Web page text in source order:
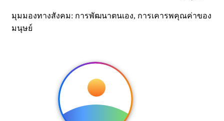
มุมมองทางสังคม: การพัฒนาตนเอง, การเคารพคุณค่าของ
มนุษย์